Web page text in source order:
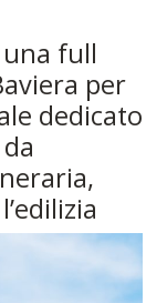
full
per
dedicato